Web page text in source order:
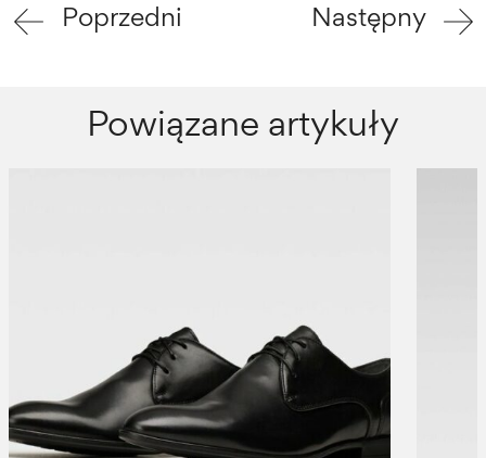
Poprzedni Następny
Powiązane artykuły